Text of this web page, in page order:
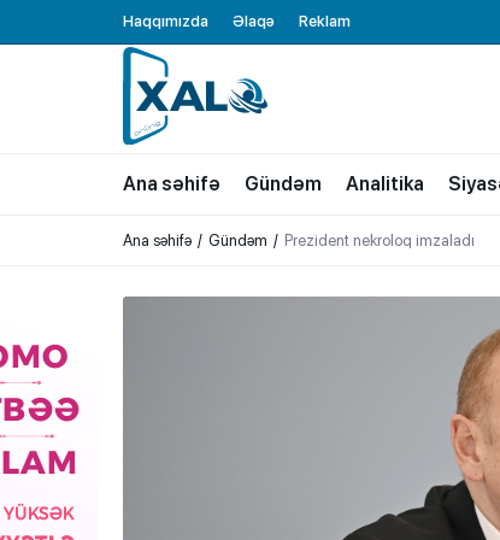
Haqqımızda Əlaqə Reklam
XALQ.ONLINE
ONLAYN PLATFORMA
Ana səhifə Gündəm Analitika
Ana səhifə Gündəm Prezident nekroloq imzaladı